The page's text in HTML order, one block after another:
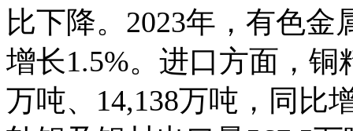
比下降。2023年，有色
增长1.5%。进口方面，
万吨、14,138万吨，同比